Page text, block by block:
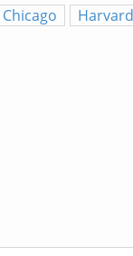
Chicago Harvard